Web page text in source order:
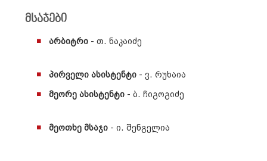
მსაჯები
არბიტრი - თ. ნაკაიძე
პირველი ასისტენტი - ვ. რუხაია
მეორე ასისტენტი - ბ. ჩიგოგიძე
მეოთხე მსაჯი - ი. შენგელია